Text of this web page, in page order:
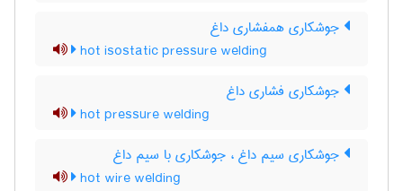
جوشکاری همفشاری داغ
hot isostatic pressure welding
جوشکاری فشاری داغ
hot pressure welding
جوشکاری سیم داغ ، جوشکاری با سیم داغ
hot wire welding